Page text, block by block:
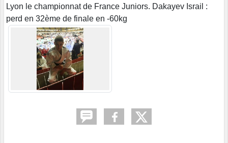
Lyon le championnat de France Juniors. Dakayev Israil :
perd en 32ème de finale en -60kg